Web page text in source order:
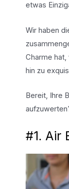
etwas
Wir haben
Charme
hin zu
Bereit, Ihre
#1. Air